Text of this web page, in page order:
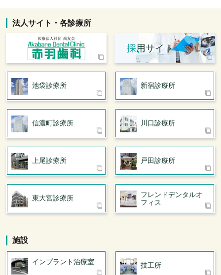
法人サイト・各診療所
採用サイト
池袋診療所 新宿診療所
信濃町診療所 川口診療所
上尾診療所 戸田診療所
東大宮診療所 フレンドデンタルオ
フィス
施設
インプラント治療室 技工所